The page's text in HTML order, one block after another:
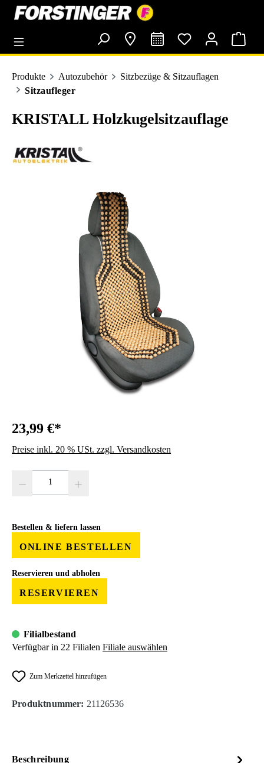
springen
Produkte Autozubehör
Sitzbezüge & Sitzauflagen
Sitzaufleger
KRISTALL Holzkugelsitzauflage
Bildergalerie überspringen
23,99 €*
Preise inkl. 20 % USt. zzgl. Versandkosten
Bestellen & liefern lassen
ONLINE BESTELLEN
Reservieren und abholen
RESERVIEREN
Filialbestand
Verfügbar in 22 Filialen Filiale auswählen
Zum Merkzettel hinzufügen
Produktnummer: 21126536
Beschreibung